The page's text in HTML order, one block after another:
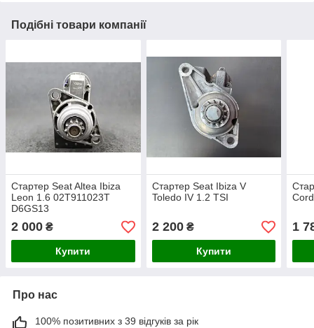
Подібні товари компанії
Стартер Seat Altea Ibiza
Leon 1.6 02T911023T
D6GS13
2 000 ₴
Купити
Стартер Seat Ibiza V
Toledo IV 1.2 TSI
2 200₴
Купити
1
Про нас
100% позитивних з 39 відгуків за рік